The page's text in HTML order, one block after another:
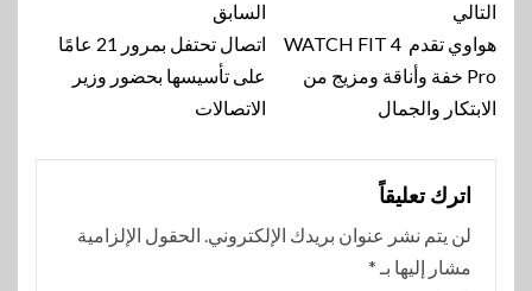
تنقل
المقالة
السابق
اتصال تحتفل بمرور 21 عامًا
على تأسيسها بحضور وزير
الاتصالات
التالي
هواوي تقدم WATCH FIT 4
Pro خفة وأناقة ومزيج من
الابتكار والجمال
اترك تعليقاً
لن يتم نشر عنوان بريدك الإلكتروني. الحقول الإلزامية
مشار إليها بـ *